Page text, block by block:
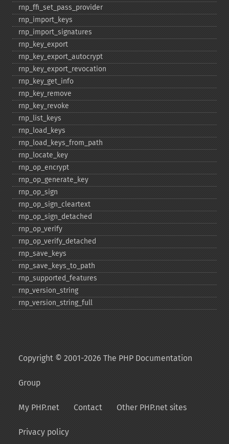
rnp_​ffi_​set_​pass_​provider
rnp_​import_​keys
rnp_​import_​signatures
rnp_​key_​export
rnp_​key_​export_​autocrypt
rnp_​key_​export_​revocation
rnp_​key_​get_​info
rnp_​key_​remove
rnp_​key_​revoke
rnp_​list_​keys
rnp_​load_​keys
rnp_​load_​keys_​from_​path
rnp_​locate_​key
rnp_​op_​encrypt
rnp_​op_​generate_​key
rnp_​op_​sign
rnp_​op_​sign_​cleartext
rnp_​op_​sign_​detached
rnp_​op_​verify
rnp_​op_​verify_​detached
rnp_​save_​keys
rnp_​save_​keys_​to_​path
rnp_​supported_​features
rnp_​version_​string
rnp_​version_​string_​full
Copyright © 2001-2026 The PHP Documentation
Group
My PHP.net Contact Other PHP.net sites
Privacy policy